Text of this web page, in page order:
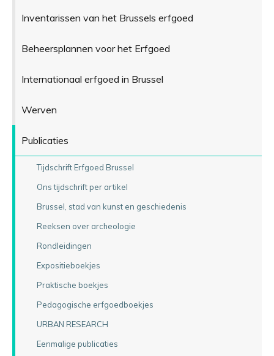
Inventarissen van het Brussels erfgoed
Beheersplannen voor het Erfgoed
Internationaal erfgoed in Brussel
Werven
Publicaties
Tijdschrift Erfgoed Brussel
Ons tijdschrift per artikel
Brussel, stad van kunst en geschiedenis
Reeksen over archeologie
Rondleidingen
Expositieboekjes
Praktische boekjes
Pedagogische erfgoedboekjes
URBAN RESEARCH
Eenmalige publicaties